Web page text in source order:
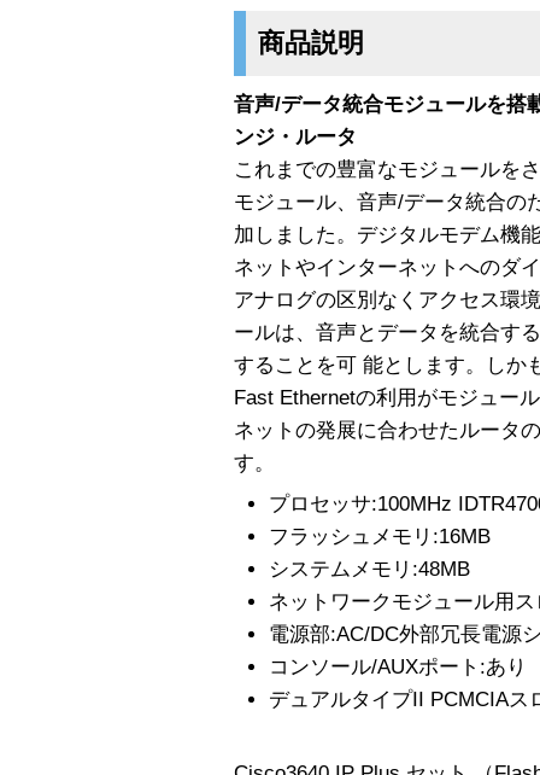
商品説明
音声/データ統合モジュールを搭
ンジ・ルータ
これまでの豊富なモジュールを
モジュール、音声/データ統合の
加しました。デジタルモデム機
ネットやインターネットへのダ
アナログの区別なくアクセス環
ールは、音声とデータを統合す
することを可 能とします。しか
Fast Ethernetの利用がモジュー
ネットの発展に合わせたルータ
す。
プロセッサ:100MHz
フラッシュメモリ:16MB
システムメモリ:48MB
ネットワークモジュール用
電源部:AC/DC外部冗長電源
コンソール/AUXポート:あり
デュアルタイプII PCMCIAス